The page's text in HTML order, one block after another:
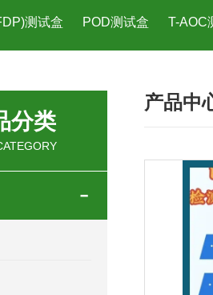
测试盒 POD测试盒 T-AOC
全式钴氨素2(HTSB2)elisa试剂盒现
鞘脂(SPH)elisa试剂盒现货速发
抗卵巢抗体(Anti-OV Ab)elisa试剂盒
蓝氏贾第虫(GL)elisa试剂盒厂家直销
分类
产品中